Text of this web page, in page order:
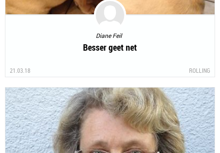
Diane Feil
Besser geet net
21.03.18 ROLLING